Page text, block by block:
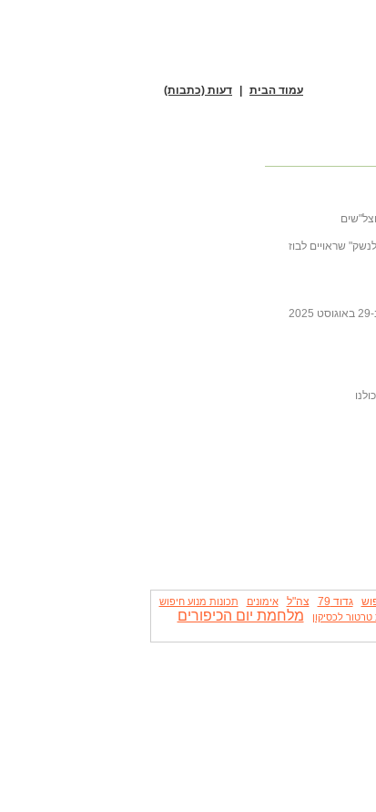
עמוד הבית דעות (כתבות)
מ- 31 באוקטובר 2025 "אחים לנשק" שראויים לבוז
גדוד 79 צה"ל אימונים
תכונות מנוע חיפוש
לכסיקון מלחמת יום הכיפורים